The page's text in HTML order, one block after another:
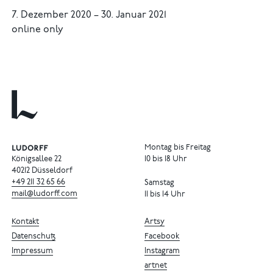
7. Dezember 2020–30. Januar 2021
online only
Königsallee 22
40212 Düsseldorf
+49 211 32 65 66
mail@ludorff.com
Montag bis Freitag
10 bis 18 Uhr
Samstag
11 bis 14 Uhr
Artsy
Facebook
Instagram
artnet
Kontakt
Datenschutz
Impressum